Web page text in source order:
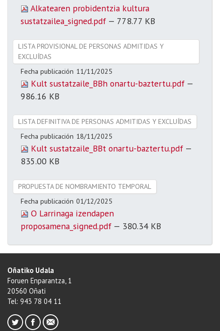
Alkatearen probidentzia kultura
sustatzailea_signed.pdf — 778.77 KB
LISTA PROVISIONAL DE PERSONAS ADMITIDAS Y
EXCLUÍDAS
Fecha publicación 11/11/2025
Kult sustatzaile_BBh onartu-baztertu.pdf —
986.16 KB
LISTA DEFINITIVA DE PERSONAS ADMITIDAS Y EXCLUÍDAS
Fecha publicación 18/11/2025
Kult sustatzaile_BBt onartu-baztertu.pdf —
835.00 KB
PROPUESTA DE NOMBRAMIENTO TEMPORAL
Fecha publicación 01/12/2025
O Larrinaga izendapen
proposamena_signed.pdf — 380.34 KB
Oñatiko Udala
Foruen Enparantza, 1
20560 Oñati
Tel: 943 78 04 11